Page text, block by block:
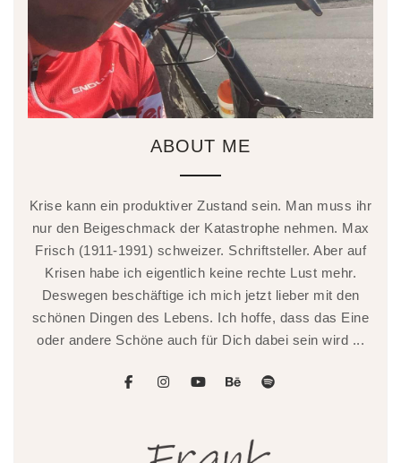
ABOUT ME
Krise kann ein produktiver Zustand sein. Man muss ihr
nur den Beigeschmack der Katastrophe nehmen. Max
Frisch (1911-1991) schweizer. Schriftsteller. Aber auf
Krisen habe ich eigentlich keine rechte Lust mehr.
Deswegen beschäftige ich mich jetzt lieber mit den
schönen Dingen des Lebens. Ich hoffe, dass das Eine
oder andere Schöne auch für Dich dabei sein wird ...